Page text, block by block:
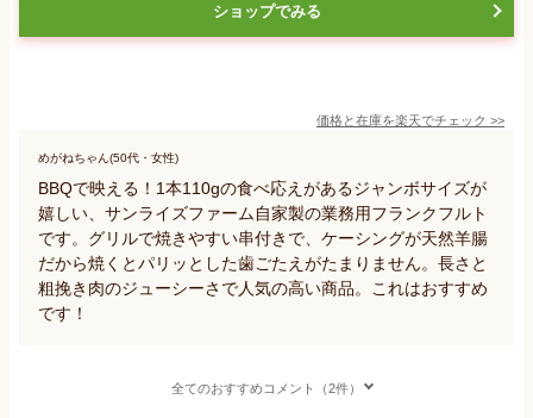
ショップでみる
価格と在庫を楽天でチェック >>
めがねちゃん(50代・女性)
BBQで映える！1本110gの食べ応えがあるジャンボサイズが
嬉しい、サンライズファーム自家製の業務用フランクフルト
です。グリルで焼きやすい串付きで、ケーシングが天然羊腸
だから焼くとパリッとした歯ごたえがたまりません。長さと
粗挽き肉のジューシーさで人気の高い商品。これはおすすめ
です！
全てのおすすめコメント（2件）